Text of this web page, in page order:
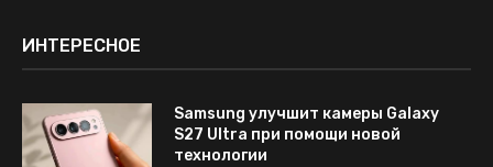
ИНТЕРЕСНОЕ
Samsung улучшит камеры Galaxy
S27 Ultra при помощи новой
технологии